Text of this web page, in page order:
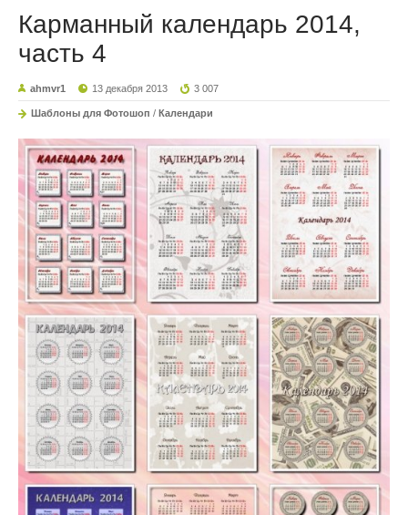
Карманный календарь 2014,
часть 4
ahmvr1 13 декабря 2013 3 007
Шаблоны для Фотошоп / Календари